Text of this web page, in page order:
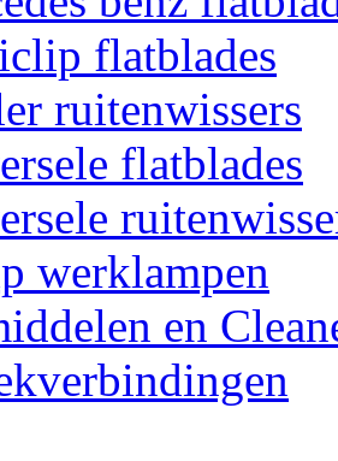
flatblades
ruitenwissers
flatblades
werklampen
en